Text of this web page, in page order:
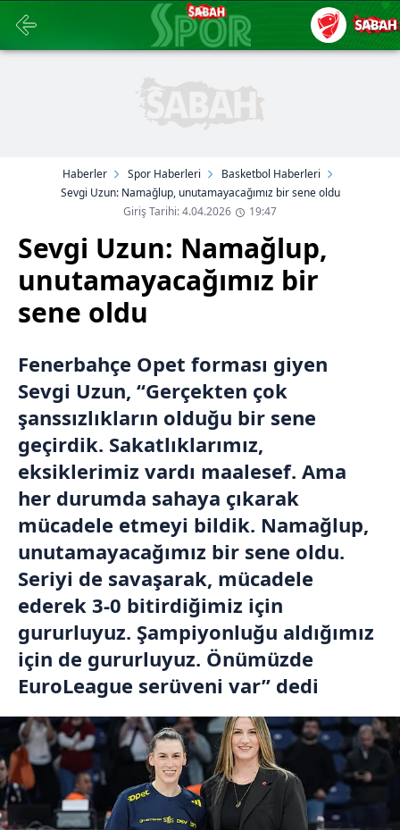
Haberler Spor Haberleri
Basketbol Haberleri
Sevgi Uzun: Namağlup, unutamayacağımız bir sene oldu
Giriş Tarihi: 4.04.2026
19:47
Sevgi Uzun: Namağlup,
unutamayacağımız bir
sene oldu
Fenerbahçe Opet forması giyen
Sevgi Uzun, “Gerçekten çok
şanssızlıkların olduğu bir sene
geçirdik. Sakatlıklarımız,
eksiklerimiz vardı maalesef. Ama
her durumda sahaya çıkarak
mücadele etmeyi bildik. Namağlup,
unutamayacağımız bir sene oldu.
Seriyi de savaşarak, mücadele
ederek 3-0 bitirdiğimiz için
gururluyuz. Şampiyonluğu aldığımız
için de gururluyuz. Önümüzde
EuroLeague serüveni var” dedi